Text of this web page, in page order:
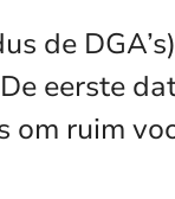
de
eerste
om ruim